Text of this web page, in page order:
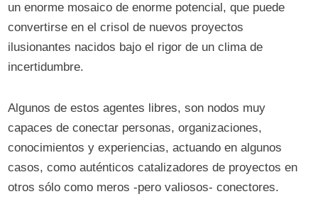
un enorme mosaico de enorme potencial, que puede
convertirse en el crisol de nuevos proyectos
ilusionantes nacidos bajo el rigor de un clima de
incertidumbre.
Algunos de estos agentes libres, son nodos muy
capaces de conectar personas, organizaciones,
conocimientos y experiencias, actuando en algunos
casos, como auténticos catalizadores de proyectos en
otros sólo como meros -pero valiosos- conectores.